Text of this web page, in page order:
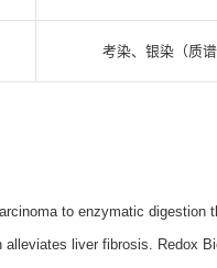
考染、银染（质
to enzymatic digestion
liver fibrosis. Redox